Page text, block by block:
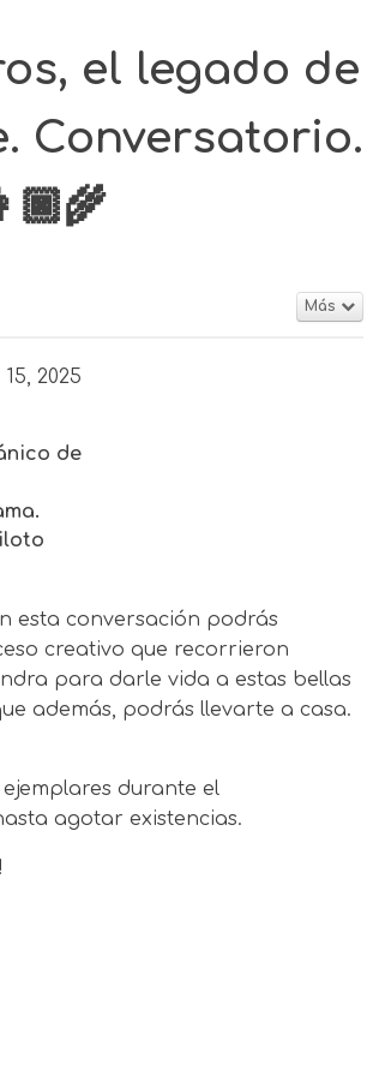
el legado de
Conversatorio.
Más
2025
de
esta conversación podrás
creativo que recorrieron
para darle vida a estas bellas
además, podrás llevarte a casa.
durante el
agotar existencias.